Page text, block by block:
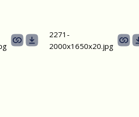
2271-
2000х1650х20.jpg